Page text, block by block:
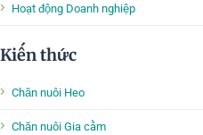
Hoạt động Doanh nghiệp
Kiến thức
Chăn nuôi Heo
Chăn nuôi Gia cầm